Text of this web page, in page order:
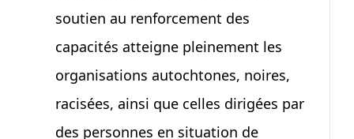
soutien au renforcement des
capacités atteigne pleinement les
organisations autochtones, noires,
racisées, ainsi que celles dirigées par
des personnes en situation de